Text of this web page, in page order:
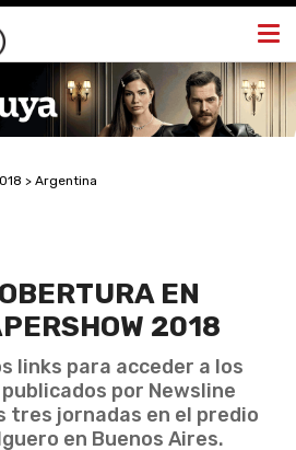
> Argentina
EN
2018
links para acceder a los
por Newsline
tres jornadas en el predio
en Buenos Aires.